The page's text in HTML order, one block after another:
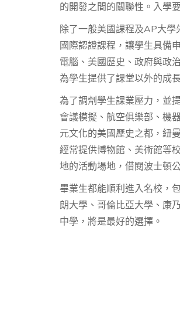
的開發之間的關聯性。入學
除了一般美國課程及AP大
國際認證課程，讓學生具備
電腦、美國歷史、政府與政
為學生提供了課堂以外的成
為了調劑學生課業壓力，並
會議模擬、航空俱樂部、機
元文化的美國歷史之都，紐
經常提供博物館、美術館等
地的活動場地，借閱波士頓
畢業生都能順利進入名校，
朗大學、哥倫比亞大學、康
中學，將是最好的選擇。